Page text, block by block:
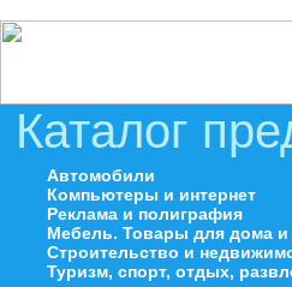
Каталог
Автомобили
Компьютеры и интернет
Реклама и полиграфия
Мебель. Товары для дома
Строительство и
Туризм, спорт, отдых,